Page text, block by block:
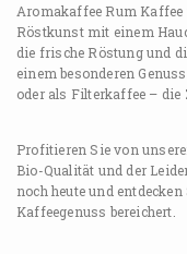
Aromakaffee Rum
Röstkunst mit einem
die frische Röstung und
einem besonderen
oder als Filterkaffee –
Profitieren Sie von
Bio-Qualität und der
noch heute und
Kaffeegenuss bereichert.